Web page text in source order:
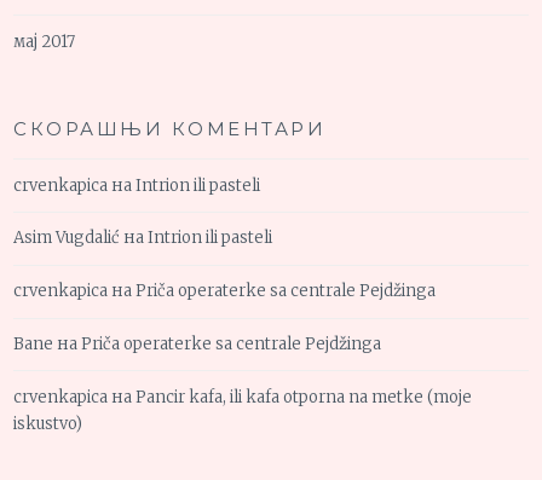
мај 2017
СКОРАШЊИ КОМЕНТАРИ
crvenkapica наIntrion ili pasteli
Asim Vugdalić наIntrion ili pasteli
crvenkapica наPriča operaterke sa centrale Pejdžinga
Bane наPriča operaterke sa centrale Pejdžinga
crvenkapica наPancir kafa, ili kafa otporna na metke (moje
iskustvo)